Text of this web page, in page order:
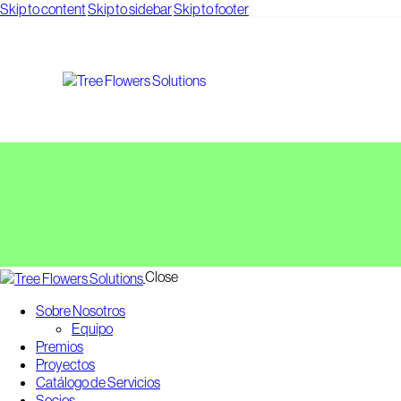
Skip to contentSkip to sidebarSkip to footer
Close
Sobre Nosotros
Equipo
Premios
Proyectos
Catálogo de Servicios